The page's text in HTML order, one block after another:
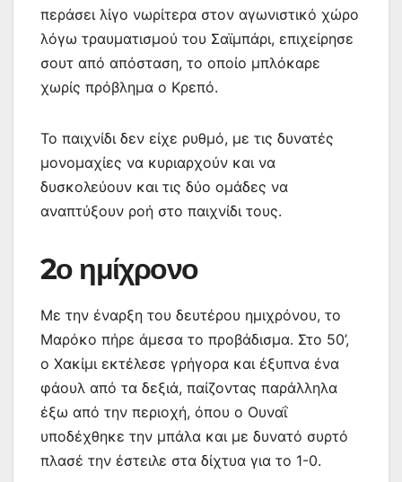
περάσει λίγο νωρίτερα στον αγωνιστικό χώρο
λόγω τραυματισμού του Σαϊμπάρι, επιχείρησε
σουτ από απόσταση, το οποίο μπλόκαρε
χωρίς πρόβλημα ο Κρεπό.
Το παιχνίδι δεν είχε ρυθμό, με τις δυνατές
μονομαχίες να κυριαρχούν και να
δυσκολεύουν και τις δύο ομάδες να
αναπτύξουν ροή στο παιχνίδι τους.
2ο ημίχρονο
Με την έναρξη του δευτέρου ημιχρόνου, το
Μαρόκο πήρε άμεσα το προβάδισμα. Στο 50’,
ο Χακίμι εκτέλεσε γρήγορα και έξυπνα ένα
φάουλ από τα δεξιά, παίζοντας παράλληλα
έξω από την περιοχή, όπου ο Ουναΐ
υποδέχθηκε την μπάλα και με δυνατό συρτό
πλασέ την έστειλε στα δίχτυα για το 1-0.